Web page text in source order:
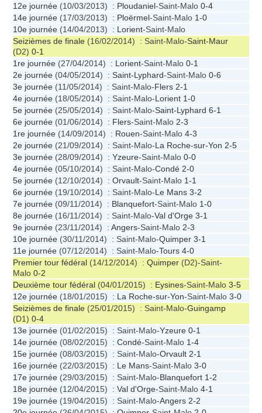
12e journée (10/03/2013) : Ploudaniel-Saint-Malo 0-4
14e journée (17/03/2013) : Ploërmel-Saint-Malo 1-0
10e journée (14/04/2013) : Lorient-Saint-Malo
Seizièmes de finale (16/02/2014) : Saint-Malo-Saint-Maur
(D2) 0-1
1re journée (27/04/2014) : Lorient-Saint-Malo 0-1
2e journée (04/05/2014) : Saint-Lyphard-Saint-Malo 0-6
3e journée (11/05/2014) : Saint-Malo-Flers 2-1
4e journée (18/05/2014) : Saint-Malo-Lorient 1-0
5e journée (25/05/2014) : Saint-Malo-Saint-Lyphard 6-1
6e journée (01/06/2014) : Flers-Saint-Malo 2-3
1re journée (14/09/2014) : Rouen-Saint-Malo 4-3
2e journée (21/09/2014) : Saint-Malo-La Roche-sur-Yon 2-5
3e journée (28/09/2014) : Yzeure-Saint-Malo 0-0
4e journée (05/10/2014) : Saint-Malo-Condé 2-0
5e journée (12/10/2014) : Orvault-Saint-Malo 1-1
6e journée (19/10/2014) : Saint-Malo-Le Mans 3-2
7e journée (09/11/2014) : Blanquefort-Saint-Malo 1-0
8e journée (16/11/2014) : Saint-Malo-Val d'Orge 3-1
9e journée (23/11/2014) : Angers-Saint-Malo 2-3
10e journée (30/11/2014) : Saint-Malo-Quimper 3-1
11e journée (07/12/2014) : Saint-Malo-Tours 4-0
Premier tour fédéral (14/12/2014) : Quimper (D2)-Saint-
Malo 0-2
Deuxième tour fédéral (04/01/2015) : Eysines-Saint-Malo 3-5
12e journée (18/01/2015) : La Roche-sur-Yon-Saint-Malo 3-0
Seizièmes de finale (25/01/2015) : Saint-Malo-Guingamp
(D1) 0-4
13e journée (01/02/2015) : Saint-Malo-Yzeure 0-1
14e journée (08/02/2015) : Condé-Saint-Malo 1-4
15e journée (08/03/2015) : Saint-Malo-Orvault 2-1
16e journée (22/03/2015) : Le Mans-Saint-Malo 3-0
17e journée (29/03/2015) : Saint-Malo-Blanquefort 1-2
18e journée (12/04/2015) : Val d'Orge-Saint-Malo 4-1
19e journée (19/04/2015) : Saint-Malo-Angers 2-2